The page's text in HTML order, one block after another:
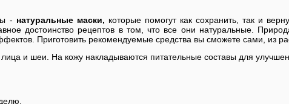
- натуральные маски, которые помогут как сохранить, так и
достоинство рецептов в том, что все они натуральные.
Приготовить рекомендуемые средства вы сможете сами, из
и шеи. На кожу накладываются питательные составы для